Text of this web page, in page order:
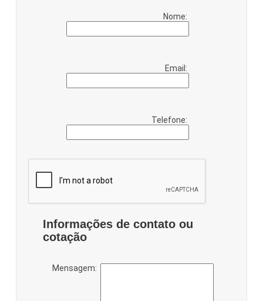
Nome:
Email:
Telefone:
Informações de contato ou
cotação
Mensagem: